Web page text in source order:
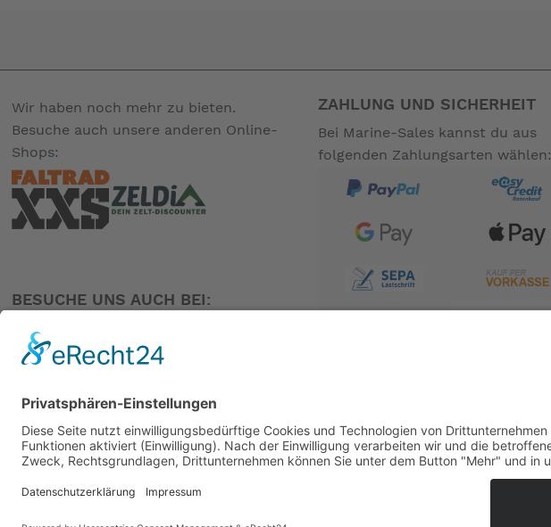
Wir haben noch mehr zu bieten.
Besuche auch unsere anderen Online-
Shops:
BESUCHE UNS AUCH BEI:
ZAHLUNG UND SICHERHEIT
Bei Marine-Sales kannst du aus
folgenden Zahlungsarten wählen: